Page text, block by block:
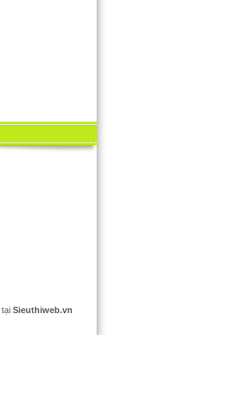
tại Sieuthiweb.vn